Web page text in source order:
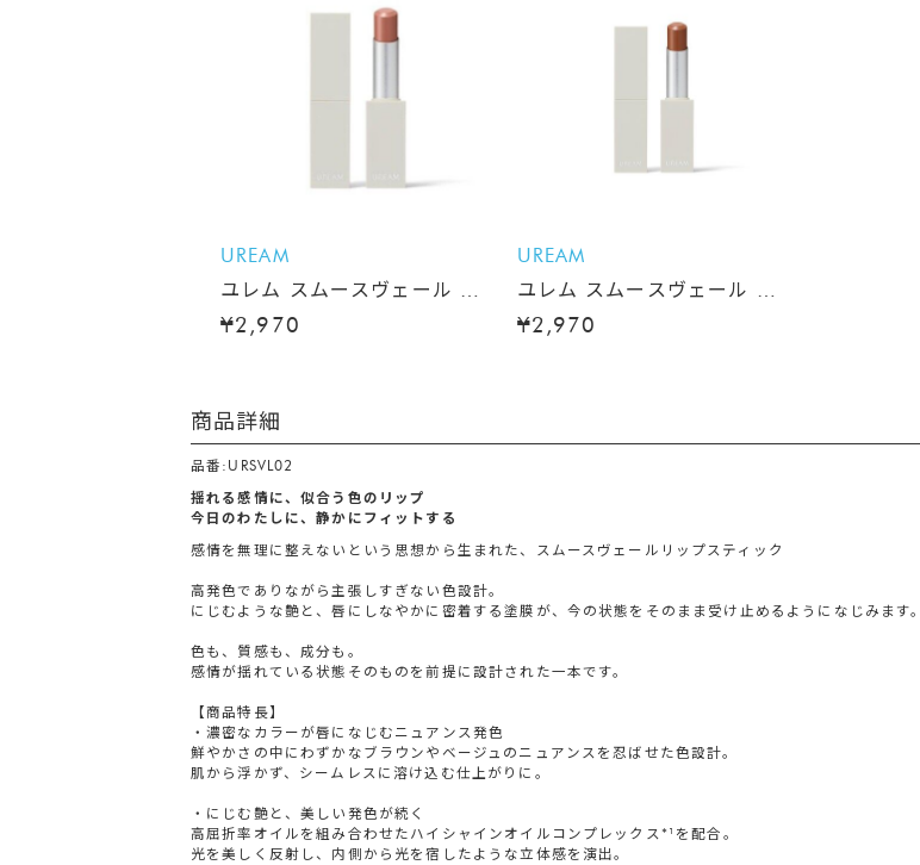
UREAM
ユレム スムースヴェール リ
ップスティック
¥2,970
UREAM
ユレム スムースヴェール リ
ップスティック
¥2,970
商品詳細
品番:URSVL02
揺れる感情に、似合う色のリップ
今日のわたしに、静かにフィットする
感情を無理に整えないという思想から生まれた、スムースヴェールリップスティック
高発色でありながら主張しすぎない色設計。
にじむような艶と、唇にしなやかに密着する塗膜が、今の状態をそのまま受け止めるようになじみます。
色も、質感も、成分も。
感情が揺れている状態そのものを前提に設計された一本です。
【商品特長】
・濃密なカラーが唇になじむニュアンス発色
鮮やかさの中にわずかなブラウンやベージュのニュアンスを忍ばせた色設計。
肌から浮かず、シームレスに溶け込む仕上がりに。
・にじむ艶と、美しい発色が続く
高屈折率オイルを組み合わせたハイシャインオイルコンプレックス*¹を配合。
光を美しく反射し、内側から光を宿したような立体感を演出。